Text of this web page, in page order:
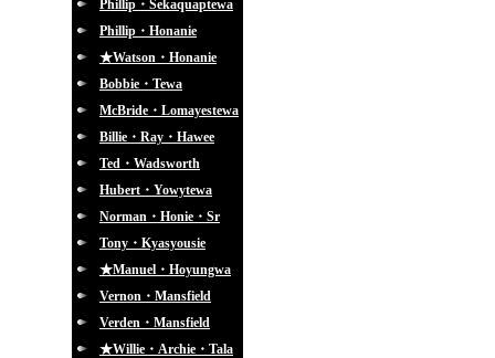
Phillip・Sekaquaptewa
Phillip・Honanie
★Watson・Honanie
Bobbie・Tewa
McBride・Lomayestewa
Billie・Ray・Hawee
Ted・Wadsworth
Hubert・Yowytewa
Norman・Honie・Sr
Tony・Kyasyousie
★Manuel・Hoyungwa
Vernon・Mansfield
Verden・Mansfield
★Willie・Archie・Tala